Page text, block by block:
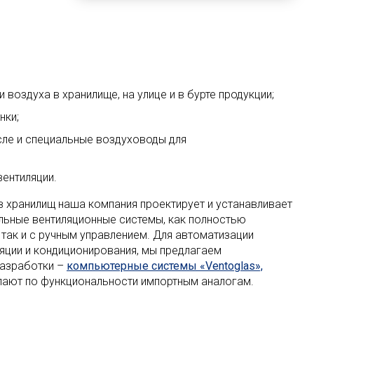
в хранилище, на улице и в бурте продукции;
и специальные воздуховоды для
хранилищ наша компания проектирует и устанавливает
вентиляционные системы, как полностью
и с ручным управлением. Для автоматизации
и кондиционирования, мы предлагаем
– компьютерные системы «Ventoglas»,
по функциональности импортным аналогам.